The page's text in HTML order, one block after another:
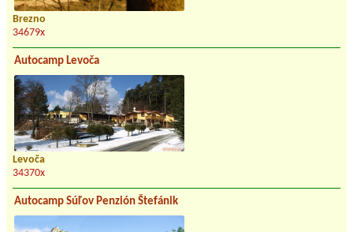
Brezno
34679x
Autocamp Levoča
Levoča
34370x
Autocamp Súľov Penzión Štefánik